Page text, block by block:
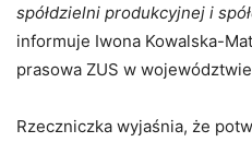
spółdzielni produkcyjnej i
informuje Iwona Kowalska-
prasowa ZUS w
Rzeczniczka wyjaśnia, że